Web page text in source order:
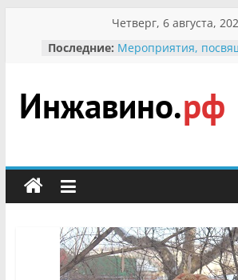
содержимому
Четверг, 6 августа,
Последние: Мероприятия,
гражданин
участнице Великой
Отечественной,
Безопасность в
мероприятии
первоцветы!»
В вольере
заповедника
суслики
Инжавино.рф
сельский
портал